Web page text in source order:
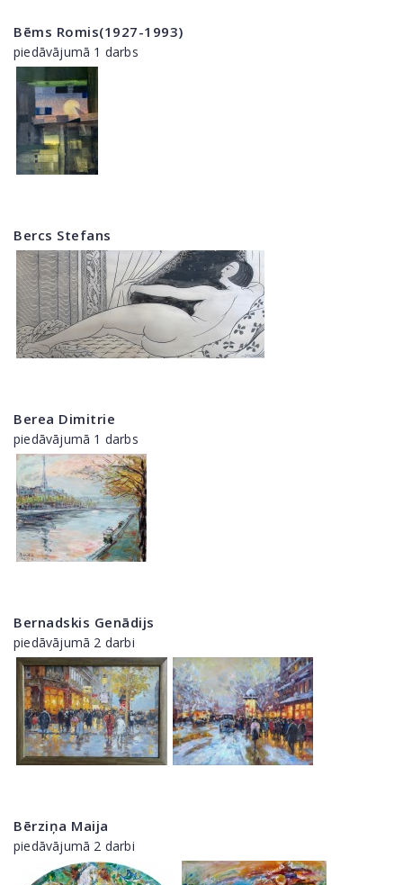
Bēms Romis(1927-1993)
piedāvājumā 1 darbs
Bercs Stefans
Berea Dimitrie
piedāvājumā 1 darbs
Bernadskis Genādijs
piedāvājumā 2 darbi
Bērziņa Maija
piedāvājumā 2 darbi